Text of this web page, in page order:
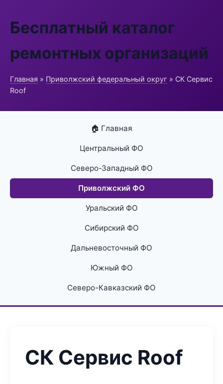
Бесплатный каталог
ремонтных организаций
Главная » Приволжский федеральный округ » СК Сервис
Roof
🏠 Главная
Центральный ФО
Северо-Западный ФО
Приволжский ФО
Уральский ФО
Сибирский ФО
Дальневосточный ФО
Южный ФО
Северо-Кавказский ФО
СК Сервис Roof